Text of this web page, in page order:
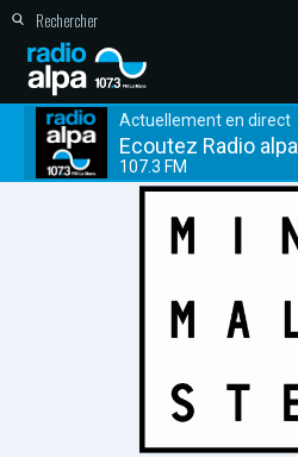
Actuellement en direct
Ecoutez Radio alpa
107.3 FM